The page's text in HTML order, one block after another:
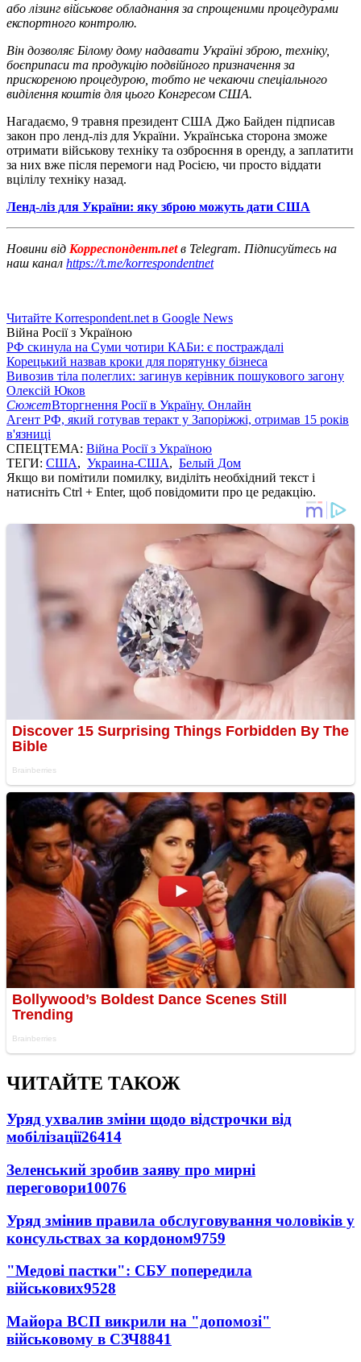
або лізинг військове обладнання за спрощеними процедурами
експортного контролю.
Він дозволяє Білому дому надавати Україні зброю, техніку,
боєприпаси та продукцію подвійного призначення за
прискореною процедурою, тобто не чекаючи спеціального
виділення коштів для цього Конгресом США.
Нагадаємо, 9 травня президент США Джо Байден підписав
закон про ленд-ліз для України. Українська сторона зможе
отримати військову техніку та озброєння в оренду, а заплатити
за них вже після перемоги над Росією, чи просто віддати
вцілілу техніку назад.
Ленд-ліз для України: яку зброю можуть дати США
Новини від Корреспондент.netв Telegram. Підписуйтесь на
наш канал https://t.me/korrespondentnet
Читайте Korrespondent.net в Google News
Війна Росії з Україною
РФ скинула на Суми чотири КАБи: є постраждалі
Корецький назвав кроки для порятунку бізнеса
Вивозив тіла полеглих: загинув керівник пошукового загону
Олексій Юков
СюжетВторгнення Росії в Україну. Онлайн
Агент РФ, який готував теракт у Запоріжжі, отримав 15 років
в'язниці
СПЕЦТЕМА: Війна Росії з Україною
ТЕГИ: США, Украина-США, Белый Дом
Якщо ви помітили помилку, виділіть необхідний текст і
натисніть Ctrl + Enter, щоб повідомити про це редакцію.
ЧИТАЙТЕ ТАКОЖ
Уряд ухвалив зміни щодо відстрочки від
мобілізації26414
Зеленський зробив заяву про мирні
переговори10076
Уряд змінив правила обслуговування чоловіків у
консульствах за кордоном9759
"Медові пастки": СБУ попередила
військових9528
Майора ВСП викрили на "допомозі"
військовому в СЗЧ8841